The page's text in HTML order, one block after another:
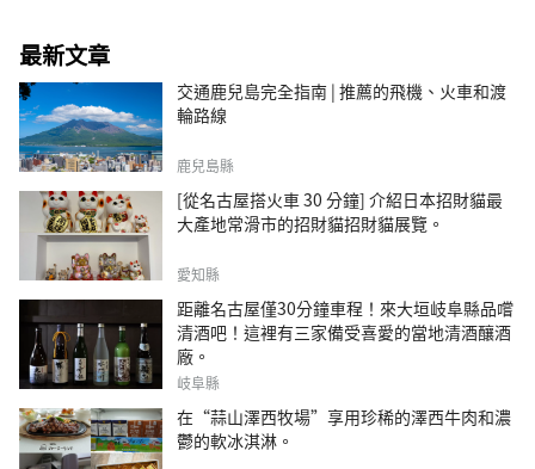
最新文章
交通鹿兒島完全指南 | 推薦的飛機、火車和渡
輪路線
鹿兒島縣
[從名古屋搭火車 30 分鐘] 介紹日本招財貓最
大產地常滑市的招財貓招財貓展覽。
愛知縣
距離名古屋僅30分鐘車程！來大垣岐阜縣品嚐
清酒吧！這裡有三家備受喜愛的當地清酒釀酒
廠。
岐阜縣
在“蒜山澤西牧場”享用珍稀的澤西牛肉和濃
鬱的軟冰淇淋。